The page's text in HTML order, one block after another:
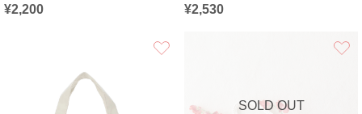
¥2,200 ¥2,530
SOLD OUT